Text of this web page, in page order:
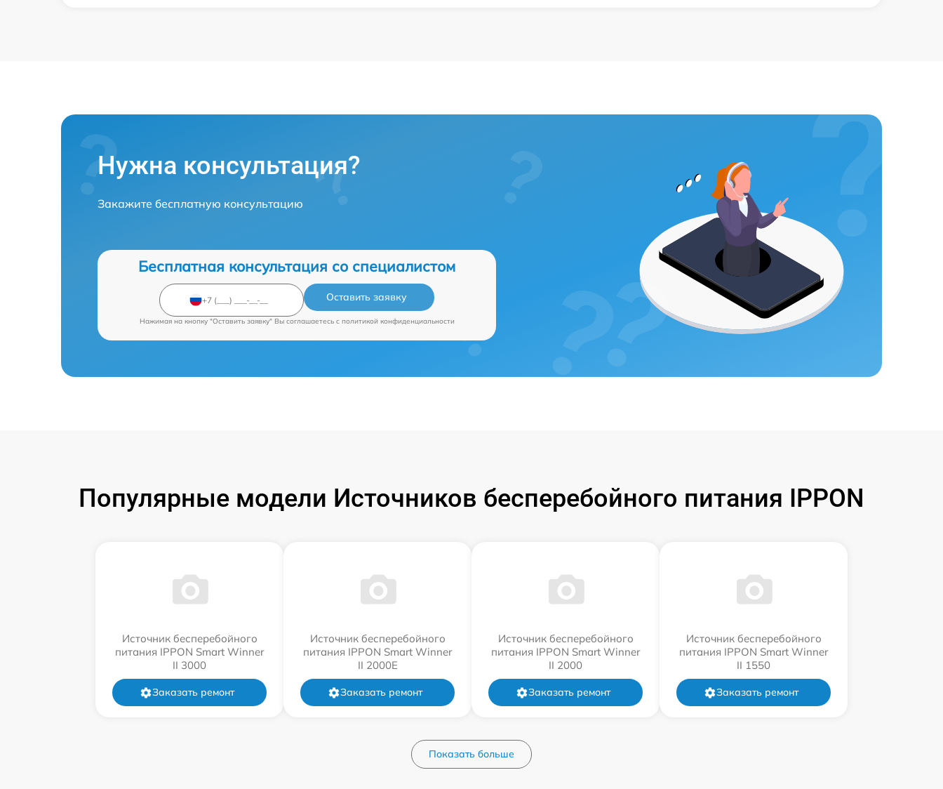
Нужна консультация?
Закажите бесплатную консультацию
Бесплатная консультация со специалистом
Оставить заявку
Нажимая на кнопку "Оставить заявку" Вы соглашаетесь c политикой конфиденциальности
Популярные модели Источников бесперебойного питания IPPON
Источник бесперебойного
питания IPPON Smart Winner
II 3000
Заказать ремонт
Источник бесперебойного
питания IPPON Smart Winner
II 2000E
Заказать ремонт
Источник бесперебойного
питания IPPON Smart Winner
II 2000
Заказать ремонт
Источник бесперебойного
питания IPPON Smart Winner
II 1550
Заказать ремонт
Показать больше